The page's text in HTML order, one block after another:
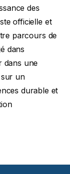
des
officielle et
parcours de
dans
dans une
un
durable et